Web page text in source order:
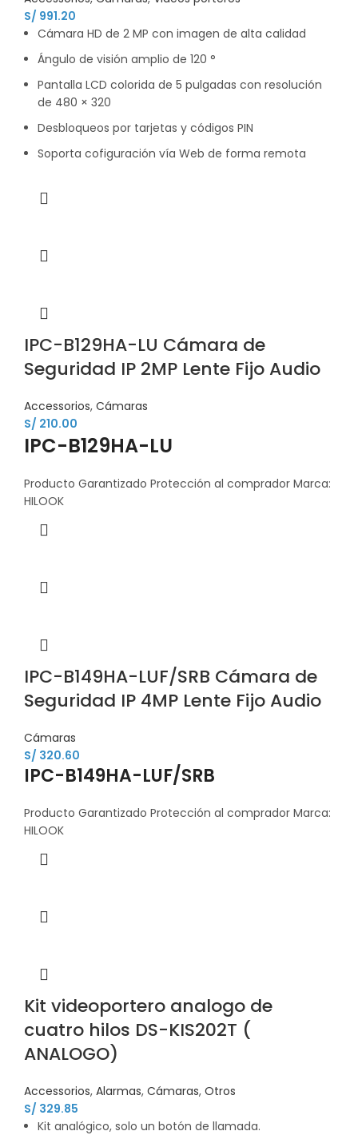
S/ 991.20
Cámara HD de 2 MP con imagen de alta calidad
Ángulo de visión amplio de 120 °
Pantalla LCD colorida de 5 pulgadas con resolución
de 480 × 320
Desbloqueos por tarjetas y códigos PIN
Soporta cofiguración vía Web de forma remota
IPC-B129HA-LU Cámara de
Seguridad IP 2MP Lente Fijo Audio
Accessorios, Cámaras
S/ 210.00
IPC-B129HA-LU
Producto Garantizado Protección al comprador Marca:
HILOOK
IPC-B149HA-LUF/SRB Cámara de
Seguridad IP 4MP Lente Fijo Audio
Cámaras
S/ 320.60
IPC-B149HA-LUF/SRB
Producto Garantizado Protección al comprador Marca:
HILOOK
Kit videoportero analogo de
cuatro hilos DS-KIS202T (
ANALOGO)
Accessorios, Alarmas, Cámaras, Otros
S/ 329.85
Kit analógico, solo un botón de llamada.